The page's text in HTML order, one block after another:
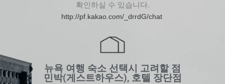
확인하실 수 있습니다.
http://pf.kakao.com/_drrdG/chat
뉴욕 여행 숙소 선택시 고려할 점
민박(게스트하우스), 호텔 장단점